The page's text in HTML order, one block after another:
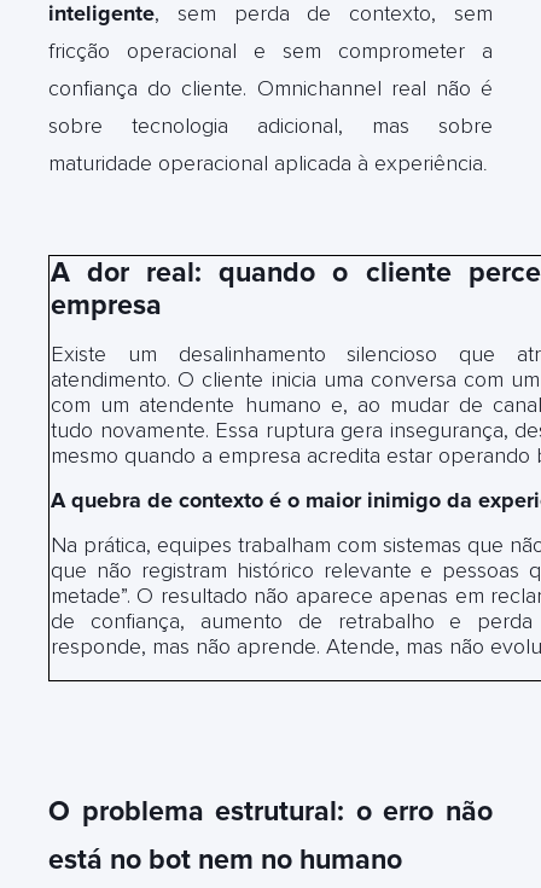
inteligente, sem perda de contexto, sem
fricção operacional e sem comprometer a
confiança do cliente. Omnichannel real não é
sobre tecnologia adicional, mas sobre
maturidade operacional aplicada à experiência.
A dor real: quando o cliente
empresa
Existe um desalinhamento silencioso que
atendimento. O cliente inicia uma conversa com
com um atendente humano e, ao mudar de
tudo novamente. Essa ruptura gera insegurança,
mesmo quando a empresa acredita estar operando
A quebra de contexto é o maior inimigo da
Na prática, equipes trabalham com sistemas que
que não registram histórico relevante e pessoas
metade”. O resultado não aparece apenas em
de confiança, aumento de retrabalho e
responde, mas não aprende. Atende, mas não
O problema estrutural: o erro não
está no bot nem no humano